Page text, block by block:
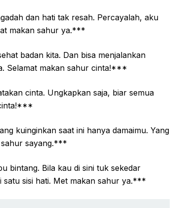
dan hati tak resah. Percayalah, aku
makan sahur ya.***
badan kita. Dan bisa menjalankan
Selamat makan sahur cinta!***
cinta. Ungkapkan saja, biar semua
kuinginkan saat ini hanya damaimu. Yang
sahur sayang.***
bintang. Bila kau di sini tuk sekedar
satu sisi hati. Met makan sahur ya.***